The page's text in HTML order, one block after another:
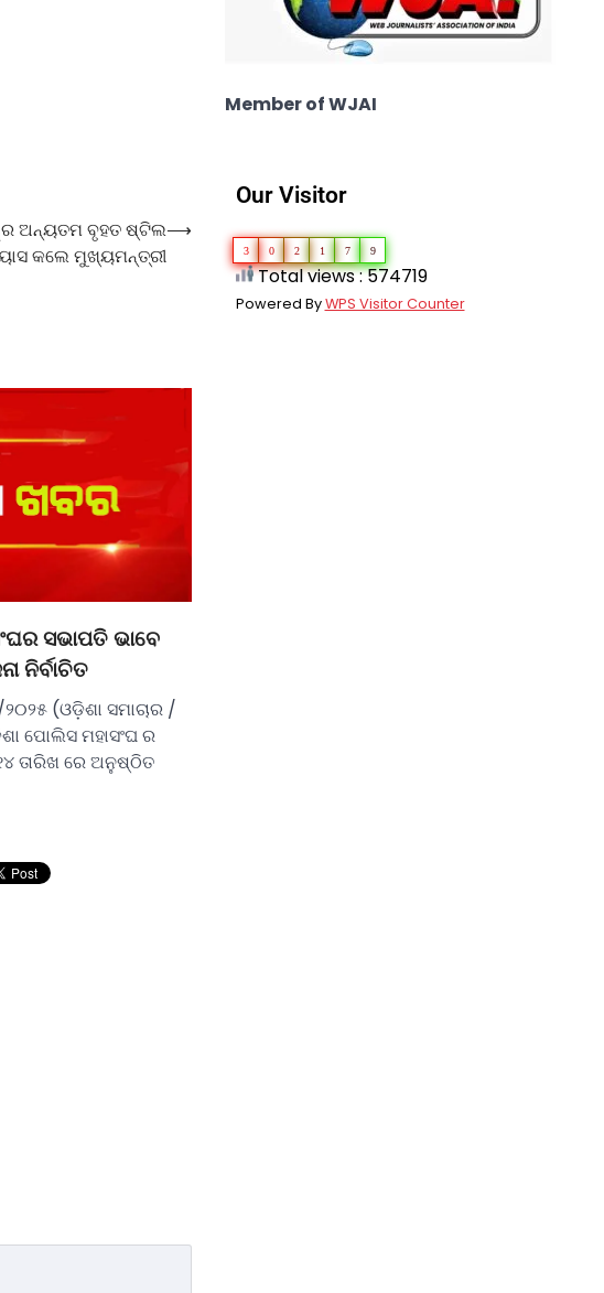
ଅନ୍ୟତମ ବୃହତ ଷ୍ଟିଲ
କଲେ ମୁଖ୍ୟମନ୍ତ୍ରୀ
⟶
ସଭାପତି ଭାବେ
ନିର୍ବାଚିତ
(ଓଡ଼ିଶା ସମାଚାର /
ପୋଲିସ ମହାସଂଘ ର
ତାରିଖ ରେ ଅନୁଷ୍ଠିତ
Member of WJAI
Our Visitor
3 0 2 1 7 9
Total views : 574719
Powered ByWPS Visitor Counter